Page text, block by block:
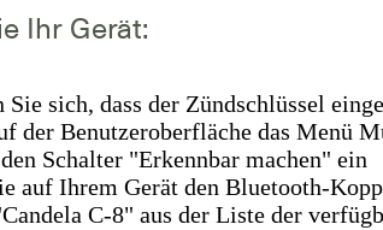
Ihr Gerät:
Sie sich, dass der Zündschlüssel
der Benutzeroberfläche das Menü
Schalter "Erkennbar machen" ein
auf Ihrem Gerät den Bluetooth-
C-8" aus der Liste der